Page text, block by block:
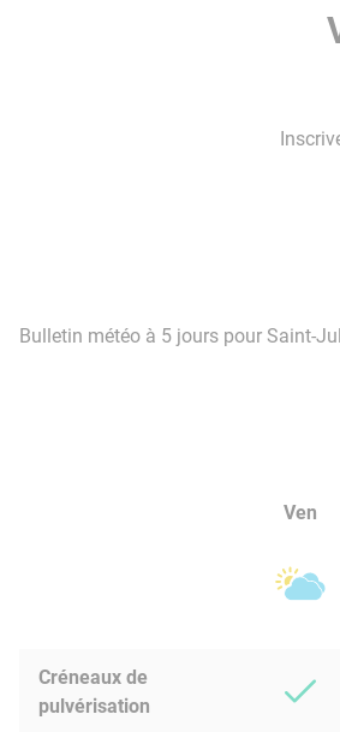
Bulletin météo à 5 jours pour Saint-
Ven
Créneaux de
pulvérisation